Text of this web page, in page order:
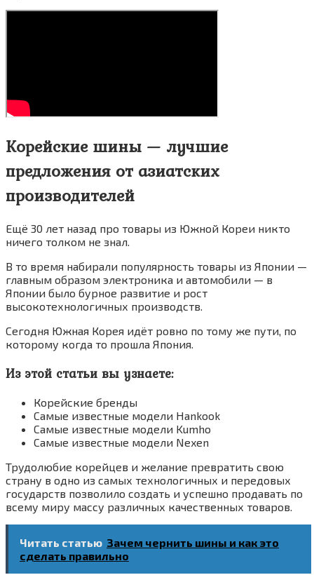
Корейские шины — лучшие
предложения от азиатских
производителей
Ещё 30 лет назад про товары из Южной Кореи никто
ничего толком не знал.
В то время набирали популярность товары из Японии —
главным образом электроника и автомобили — в
Японии было бурное развитие и рост
высокотехнологичных производств.
Сегодня Южная Корея идёт ровно по тому же пути, по
которому когда то прошла Япония.
Из этой статьи вы узнаете:
Корейские бренды
Самые известные модели Hankook
Самые известные модели Kumho
Самые известные модели Nexen
Трудолюбие корейцев и желание превратить свою
страну в одно из самых технологичных и передовых
государств позволило создать и успешно продавать по
всему миру массу различных качественных товаров.
Читать статью Зачем чернить шины и как это
сделать правильно